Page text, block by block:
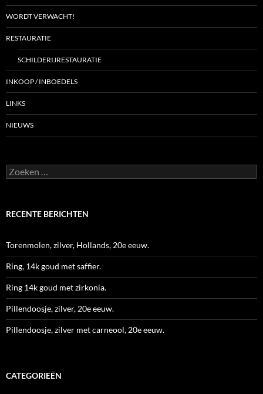
WORDT VERWACHT!
RESTAURATIE
SCHILDERIJRESTAURATIE
INKOOP / INBOEDELS
LINKS
NIEUWS
Zoeken
naar:
RECENTE BERICHTEN
Torenmolen, zilver, Hollands, 20e eeuw.
Ring, 14k goud met saffier.
Ring 14k goud met zirkonia.
Pillendoosje, zilver, 20e eeuw.
Pillendoosje, zilver met carneool, 20e eeuw.
CATEGORIEËN